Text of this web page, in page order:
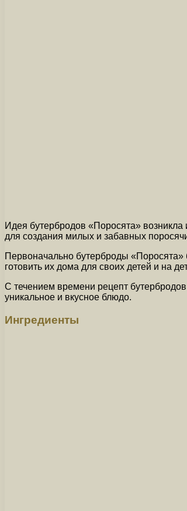
Идея бутербродов «Поросята»
для создания милых и забавных
Первоначально бутерброды «Поросята»
готовить их дома для своих детей и на
С течением времени рецепт
уникальное и вкусное блюдо.
Ингредиенты